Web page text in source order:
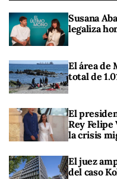
Susana
legaliza
El área de
total de
El
Rey
la crisis
El juez
del caso